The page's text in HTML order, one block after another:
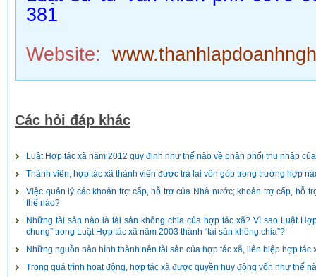
381
Website:
Các hỏi đáp khác
Luật Hợp tác xã năm 2012 quy định như thế nào về phân phối thu nhập
Thành viên, hợp tác xã thành viên được trả lại vốn góp trong trường hợp
Việc quản lý các khoản trợ cấp, hỗ trợ của Nhà nước; khoản trợ cấp, hỗ
thế nào?
Những tài sản nào là tài sản không chia của hợp tác xã? Vì sao Luật
chung” trong Luật Hợp tác xã năm 2003 thành “tài sản không chia”?
Những nguồn nào hình thành nên tài sản của hợp tác xã, liên hiệp hợp tác
Trong quá trình hoạt động, hợp tác xã được quyền huy động vốn như thế